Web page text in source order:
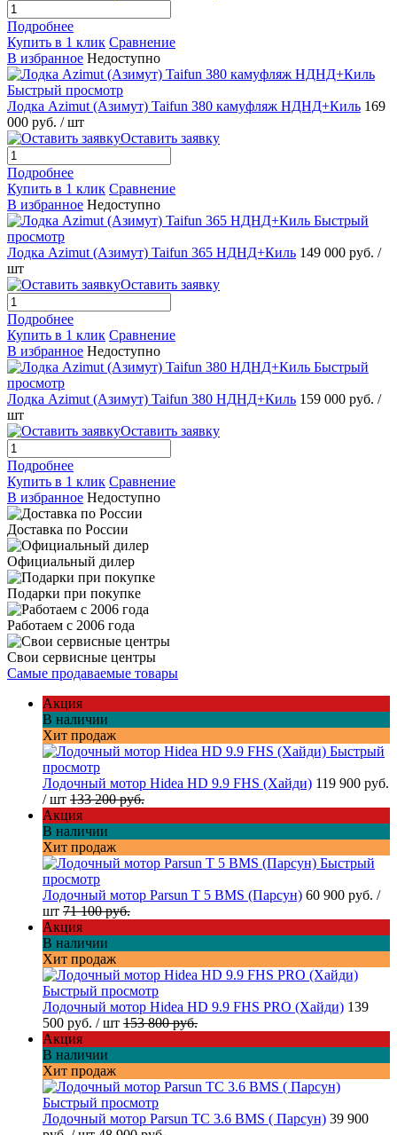
Подробнее
Купить в 1 клик Сравнение
В избранное Недоступно
Быстрый просмотр
Лодка Azimut (Азимут) Taifun 380 камуфляж НДНД+Киль 169
000 руб. / шт
Оставить заявку
Подробнее
Купить в 1 клик Сравнение
В избранное Недоступно
Быстрый
просмотр
Лодка Azimut (Азимут) Taifun 365 НДНД+Киль 149 000 руб. /
шт
Оставить заявку
Подробнее
Купить в 1 клик Сравнение
В избранное Недоступно
Быстрый
просмотр
Лодка Azimut (Азимут) Taifun 380 НДНД+Киль 159 000 руб. /
шт
Оставить заявку
Подробнее
Купить в 1 клик Сравнение
В избранное Недоступно
Доставка по России
Официальный дилер
Подарки при покупке
Работаем с 2006 года
Свои сервисные центры
Самые продаваемые товары
Акция
В наличии
Хит продаж
Быстрый
просмотр
Лодочный мотор Hidea HD 9.9 FHS (Хайди) 119 900 руб.
/ шт 133 200 руб.
Акция
В наличии
Хит продаж
Быстрый
просмотр
Лодочный мотор Parsun T 5 BMS (Парсун) 60 900 руб. /
шт 71 100 руб.
Акция
В наличии
Хит продаж
Быстрый просмотр
Лодочный мотор Hidea HD 9.9 FHS PRO (Хайди) 139
500 руб. / шт 153 800 руб.
Акция
В наличии
Хит продаж
Быстрый просмотр
Лодочный мотор Parsun TC 3.6 BMS ( Парсун) 39 900